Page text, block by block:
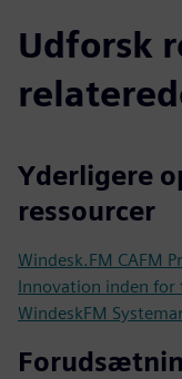
Udforsk
Yderligere
ressourcer
Windesk.FM CAFM
Innovation inden for
WindeskFM